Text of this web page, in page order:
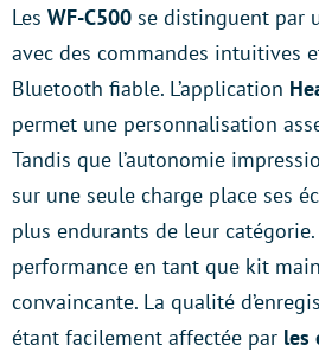
Les WF-C500 se distinguent par
avec des commandes intuitives
Bluetooth fiable. L’application
permet une personnalisation
Tandis que l’autonomie
sur une seule charge place ses
plus endurants de leur
performance en tant que kit
convaincante. La qualité
étant facilement affectée par les